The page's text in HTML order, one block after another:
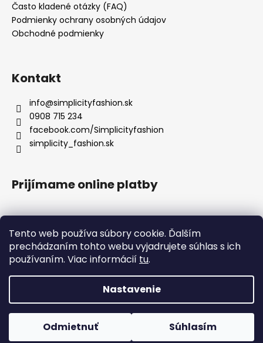
Tento web používa súbory cookie. Ďalším
prechádzaním tohto webu vyjadrujete súhlas s ich
používaním. Viac informácií tu.
Nastavenie
Odmietnuť Súhlasím
Často kladené otázky (FAQ)
Podmienky ochrany osobných údajov
Obchodné podmienky
Kontakt
info@simplicityfashion.sk
0908 715 234
facebook.com/Simplicityfashion
simplicity_fashion.sk
Prijímame online platby
Facebook
Copyright 2026Simplicity fashion. Všetky práva
vyhradené.
Upraviť nastavenie cookies
! 1. 8. 2026 – 18. 8. 2026
Objednávky vytvorené od 1. 8. 2026 do 18. 8. 2026 budú odoslané po
ĎAKUJEME ZA POCHOPENIE